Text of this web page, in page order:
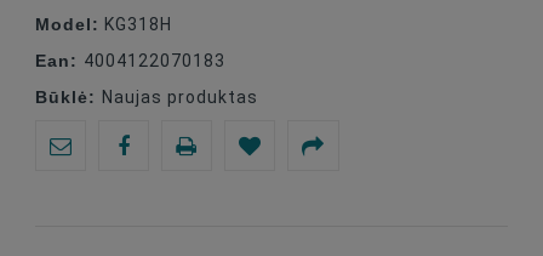
Model: KG318H
Ean: 4004122070183
Būklė: Naujas produktas